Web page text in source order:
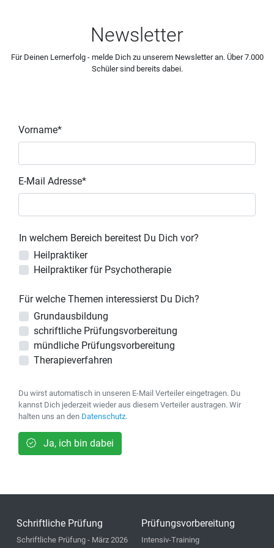
Newsletter
Für Deinen Lernerfolg - melde Dich zu unserem Newsletter an. Über 7.000
Schüler sind bereits dabei.
Vorname*
E-Mail Adresse*
In welchem Bereich bereitest Du Dich vor?
Heilpraktiker
Heilpraktiker für Psychotherapie
Für welche Themen interessierst Du Dich?
Grundausbildung
schriftliche Prüfungsvorbereitung
mündliche Prüfungsvorbereitung
Therapieverfahren
Du wirst automatisch in unseren E-Mail Verteiler eingetragen. Du
kannst Dich jederzeit wieder aus diesem Verteiler austragen. Wir
halten uns an den Datenschutz.
Ja, ich bin dabei
Schriftliche Prüfung
Schriftliche Prüfung - März 2026
Prüfungsvorbereitung
Intensiv-Training